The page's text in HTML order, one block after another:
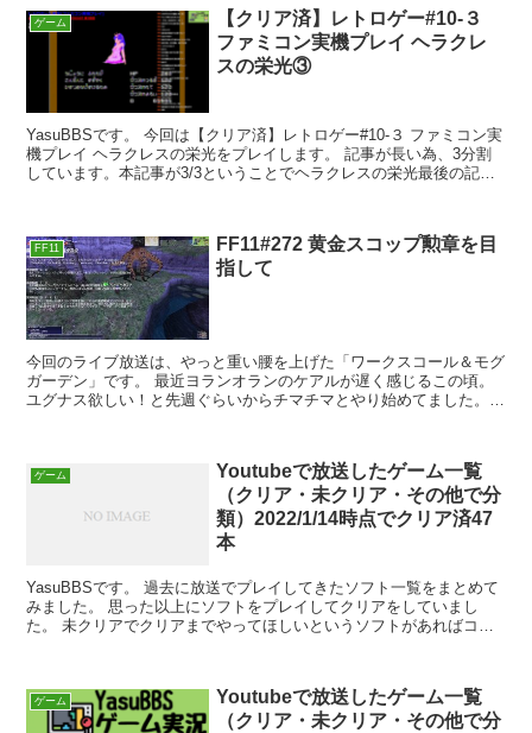
ゲーム
【クリア済】レトロゲー#10-３
ファミコン実機プレイ ヘラクレ
スの栄光③
YasuBBSです。 今回は【クリア済】レトロゲー#10-３ ファミコン実
機プレイ ヘラクレスの栄光をプレイします。 記事が長い為、3分割
しています。本記事が3/3ということでヘラクレスの栄光最後の記事
FF11
FF11#272 黄金スコップ勲章を目
指して
今回のライブ放送は、やっと重い腰を上げた「ワークスコール＆モグ
ガーデン」です。 最近ヨランオランのケアルが遅く感じるこの頃。
ユグナス欲しい！と先週ぐらいからチマチマとやり始めてました。
ゲーム
Youtubeで放送したゲーム一覧
（クリア・未クリア・その他で分
類）2022/1/14時点でクリア済47
本
YasuBBSです。 過去に放送でプレイしてきたソフト一覧をまとめて
みました。 思った以上にソフトをプレイしてクリアをしていまし
た。 未クリアでクリアまでやってほしいというソフトがあればコメ
ゲーム
Youtubeで放送したゲーム一覧
（クリア・未クリア・その他で分